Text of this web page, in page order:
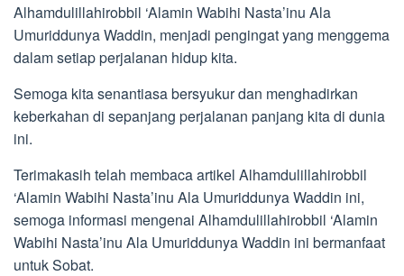
Alhamdulillahirobbil ‘Alamin Wabihi Nasta’inu Ala
Umuriddunya Waddin, menjadi pengingat yang menggema
dalam setiap perjalanan hidup kita.
Semoga kita senantiasa bersyukur dan menghadirkan
keberkahan di sepanjang perjalanan panjang kita di dunia
ini.
Terimakasih telah membaca artikel Alhamdulillahirobbil
‘Alamin Wabihi Nasta’inu Ala Umuriddunya Waddin ini,
semoga informasi mengenai Alhamdulillahirobbil ‘Alamin
Wabihi Nasta’inu Ala Umuriddunya Waddin ini bermanfaat
untuk Sobat.